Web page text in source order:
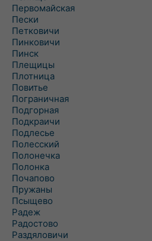
Первомайская
Пески
Петковичи
Пинковичи
Пинск
Плещицы
Плотница
Повитье
Пограничная
Подгорная
Подкраичи
Подлесье
Полесский
Полонечка
Полонка
Почапово
Пружаны
Псыщево
Радеж
Радостово
Раздяловичи